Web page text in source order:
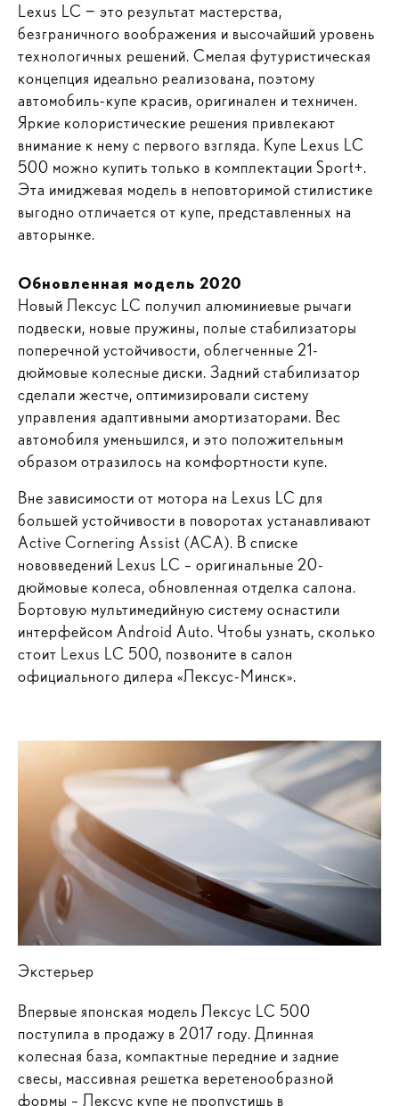
Lexus LC − это результат мастерства,
безграничного воображения и высочайший уровень
технологичных решений. Смелая футуристическая
концепция идеально реализована, поэтому
автомобиль-купе красив, оригинален и техничен.
Яркие колористические решения привлекают
внимание к нему с первого взгляда. Купе Lexus LC
500 можно купить только в комплектации Sport+.
Эта имиджевая модель в неповторимой стилистике
выгодно отличается от купе, представленных на
авторынке.
Обновленная модель 2020
Новый Лексус LC получил алюминиевые рычаги
подвески, новые пружины, полые стабилизаторы
поперечной устойчивости, облегченные 21-
дюймовые колесные диски. Задний стабилизатор
сделали жестче, оптимизировали систему
управления адаптивными амортизаторами. Вес
автомобиля уменьшился, и это положительным
образом отразилось на комфортности купе.
Вне зависимости от мотора на Lexus LC для
большей устойчивости в поворотах устанавливают
Active Cornering Assist (ACA). В списке
нововведений Lexus LC – оригинальные 20-
дюймовые колеса, обновленная отделка салона.
Бортовую мультимедийную систему оснастили
интерфейсом Android Auto. Чтобы узнать, сколько
стоит Lexus LC 500, позвоните в салон
официального дилера «Лексус-Минск».
Экстерьер
Впервые японская модель Лексус LC 500
поступила в продажу в 2017 году. Длинная
колесная база, компактные передние и задние
свесы, массивная решетка веретенообразной
формы – Лексус купе не пропустишь в